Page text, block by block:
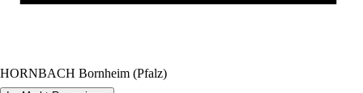
HORNBACH Bornheim (Pfalz)